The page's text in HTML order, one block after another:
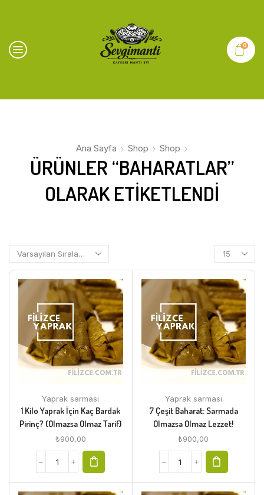
0
Ana Sayfa Shop Shop
ÜRÜNLER “BAHARATLAR”
OLARAK ETIKETLENDI
Yaprak sarması
1 Kilo Yaprak İçin Kaç Bardak
Pirinç? (Olmazsa Olmaz Tarif)
₺900,00
Yaprak sarması
7 Çeşit Baharat: Sarmada
Olmazsa Olmaz Lezzet!
₺900,00